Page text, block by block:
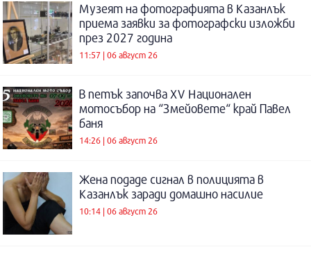
Музеят на фотографията в Казанлък
приема заявки за фотографски изложби
през 2027 година
11:57 | 06 август 26
В петък започва XV Национален
мотосъбор на “Змейовете“ край Павел
баня
14:26 | 06 август 26
Жена подаде сигнал в полицията в
Казанлък заради домашно насилие
10:14 | 06 август 26